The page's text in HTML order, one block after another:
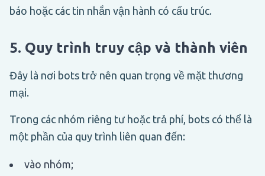
báo hoặc các tin nhắn vận hành có cấu trúc.
5. Quy trình truy cập và thành viên
Đây là nơi bots trở nên quan trọng về mặt thương
mại.
Trong các nhóm riêng tư hoặc trả phí, bots có thể là
một phần của quy trình liên quan đến:
vào nhóm;